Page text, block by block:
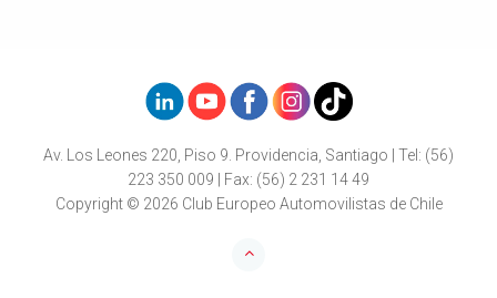
Av. Los Leones 220, Piso 9. Providencia, Santiago | Tel: (56)
223 350 009 | Fax: (56) 2 231 14 49
Copyright © 2026 Club Europeo Automovilistas de Chile